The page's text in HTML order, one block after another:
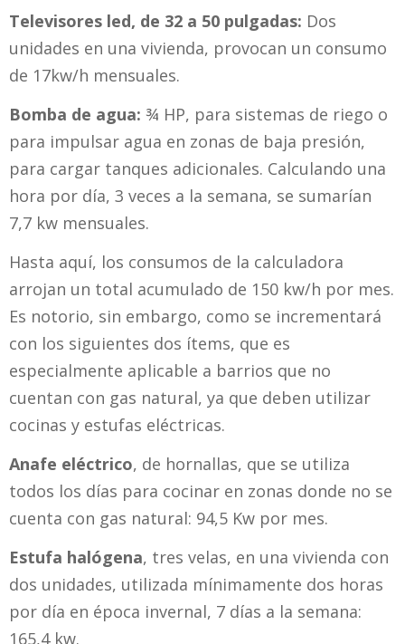
Televisores led, de 32 a 50 pulgadas: Dos
unidades en una vivienda, provocan un consumo
de 17kw/h mensuales.
Bomba de agua: ¾ HP, para sistemas de riego o
para impulsar agua en zonas de baja presión,
para cargar tanques adicionales. Calculando una
hora por día, 3 veces a la semana, se sumarían
7,7 kw mensuales.
Hasta aquí, los consumos de la calculadora
arrojan un total acumulado de 150 kw/h por mes.
Es notorio, sin embargo, como se incrementará
con los siguientes dos ítems, que es
especialmente aplicable a barrios que no
cuentan con gas natural, ya que deben utilizar
cocinas y estufas eléctricas.
Anafe eléctrico, de hornallas, que se utiliza
todos los días para cocinar en zonas donde no se
cuenta con gas natural: 94,5 Kw por mes.
Estufa halógena, tres velas, en una vivienda con
dos unidades, utilizada mínimamente dos horas
por día en época invernal, 7 días a la semana:
165,4 kw.